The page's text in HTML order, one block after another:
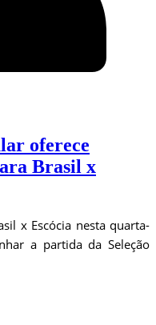
oferece
Brasil x
x Escócia nesta quarta-
a partida da Seleção